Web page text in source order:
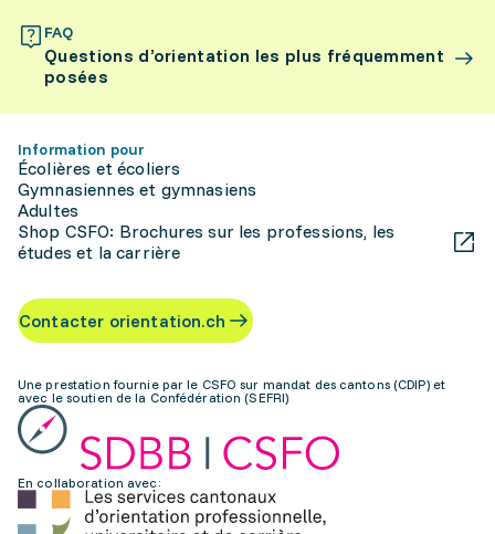
FAQ
Questions d’orientation les plus fréquemment
posées
Information pour
Écolières et écoliers
Gymnasiennes et gymnasiens
Adultes
Shop CSFO: Brochures sur les professions, les
études et la carrière
Contacter orientation.ch
Une prestation fournie par le CSFO sur mandat des cantons (CDIP) et
avec le soutien de la Confédération (SEFRI)
En collaboration avec: